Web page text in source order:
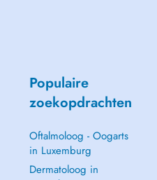
Populaire
zoekopdrachten
Oftalmoloog - Oogarts
in Luxemburg
Dermatoloog in